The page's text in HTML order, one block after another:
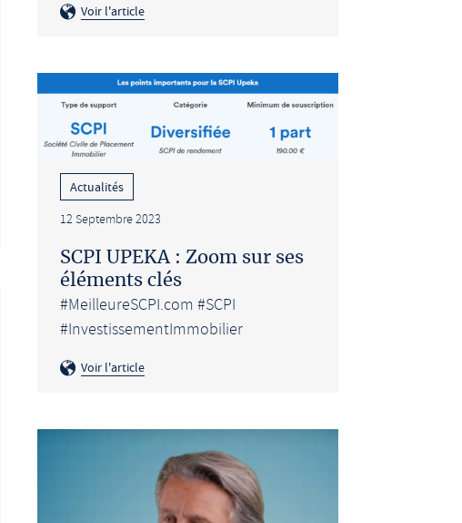
Voir l'article
Actualités
12 Septembre 2023
SCPI UPEKA : Zoom sur ses
éléments clés
#MeilleureSCPI.com #SCPI
#InvestissementImmobilier
Voir l'article